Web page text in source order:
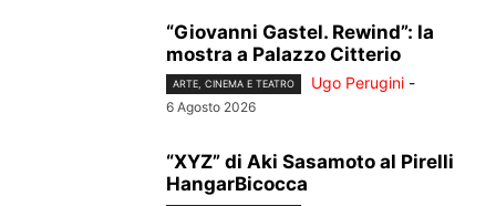
“Giovanni Gastel. Rewind”: la
mostra a Palazzo Citterio
ARTE, CINEMA E TEATRO Ugo Perugini -
6 Agosto 2026
“XYZ” di Aki Sasamoto al Pirelli
HangarBicocca